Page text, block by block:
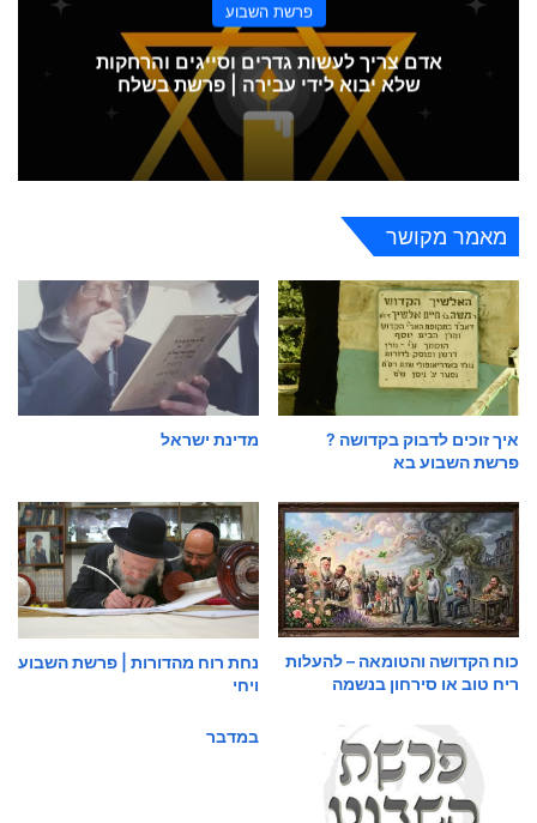
פרשת השבוע
אדם צריך לעשות גדרים וסייגים והרחקות
שלא יבוא לידי עבירה | פרשת בשלח
מאמר מקושר
איך זוכים לדבוק בקדושה ?
פרשת השבוע בא
מדינת ישראל
כוח הקדושה והטומאה – להעלות
ריח טוב או סירחון בנשמה
נחת רוח מהדורות | פרשת השבוע
ויחי
במדבר